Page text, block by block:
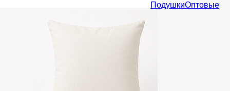
ПодушкиОптовые